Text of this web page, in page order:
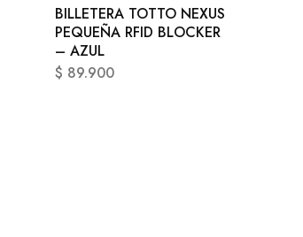
BILLETERA TOTTO NEXUS
PEQUEÑA RFID BLOCKER
– AZUL
$ 89.900